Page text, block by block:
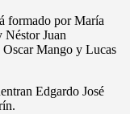
formado por María
Néstor Juan
Oscar Mango y Lucas
Edgardo José